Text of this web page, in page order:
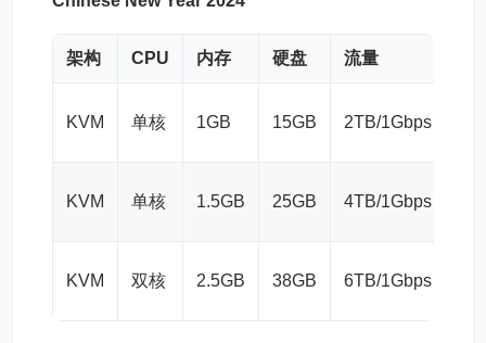
架构 CPU 内存 硬盘 流量
KVM 单核 1GB 15GB 2TB/1Gbps
KVM 单核 1.5GB 25GB 4TB/1Gbps
KVM 双核 2.5GB 38GB 6TB/1Gbps